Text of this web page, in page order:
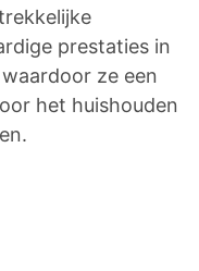
prestaties in
ze een
het huishouden